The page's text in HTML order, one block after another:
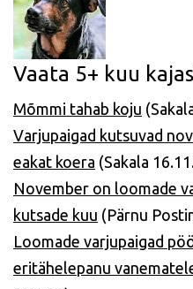
Vaata 5+ kuu
Mõmmi tahab koju
Varjupaigad kutsuvad
eakat koera (Sakala
November on loomade
kutsade kuu (Pärnu
Loomade varjupaigad
eritähelepanu